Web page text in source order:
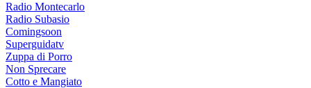
Radio Montecarlo
Radio Subasio
Comingsoon
Superguidatv
Zuppa di Porro
Non Sprecare
Cotto e Mangiato